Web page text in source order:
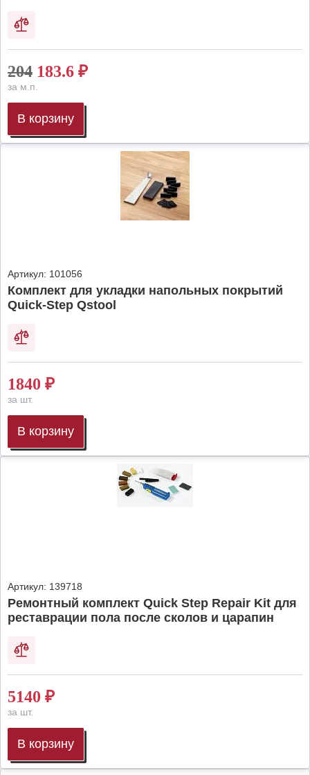
204 183.6 ₽
за м.п.
В корзину
Артикул: 101056
Комплект для укладки напольных покрытий
Quick-Step Qstool
1840 ₽
за шт.
В корзину
Артикул: 139718
Ремонтный комплект Quick Step Repair Kit для
реставрации пола после сколов и царапин
5140 ₽
за шт.
В корзину